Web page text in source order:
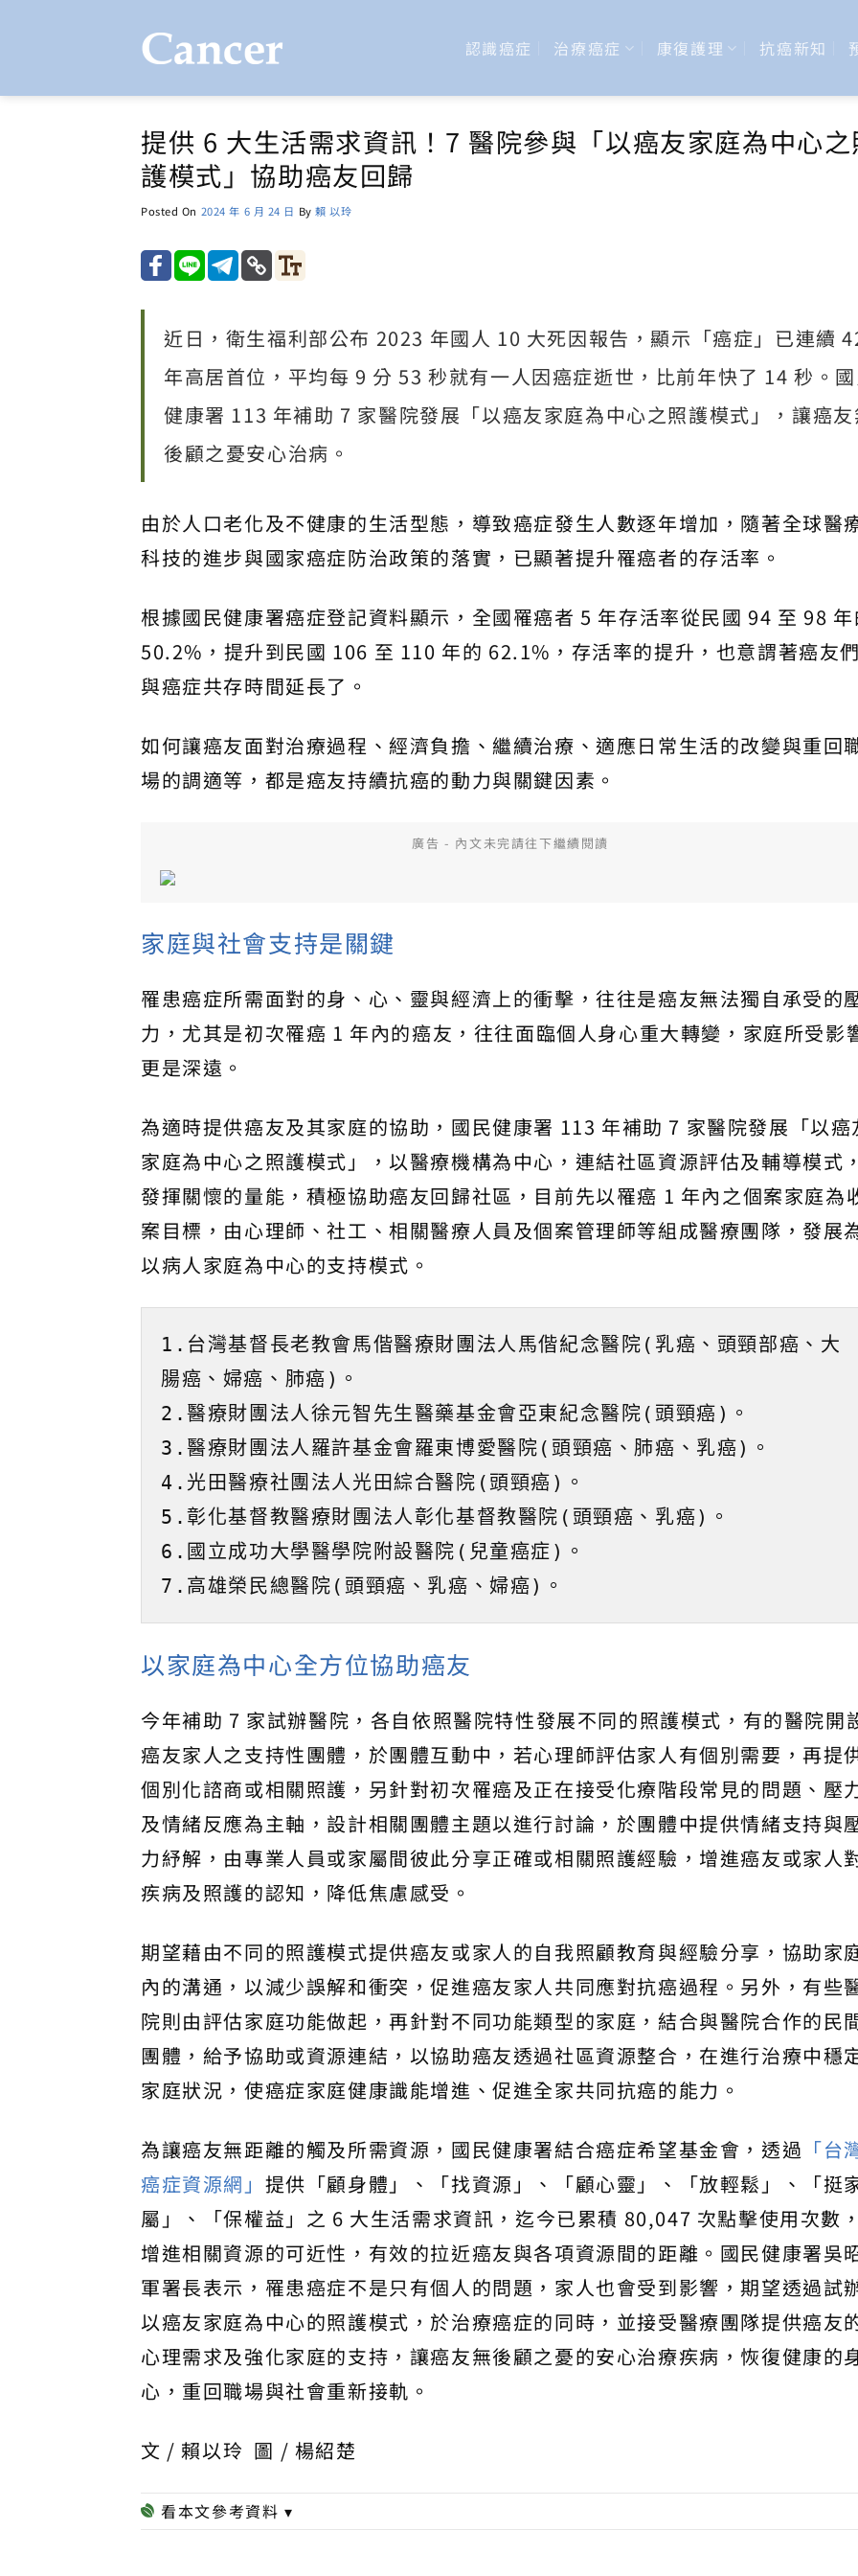
認識癌症 治療癌症 康復護理 抗癌新知
提供 6 大生活需求資訊！7 醫院參與「以癌友家庭為中心之
護模式」協助癌友回歸
Posted On 2024 年 6 月 24 日 By賴 以玲
近日，衛生福利部公布 2023 年國人 10 大死因報告，顯示「癌症」已連續
年高居首位，平均每 9 分 53 秒就有一人因癌症逝世，比前年快了 14 秒。
健康署 113 年補助 7 家醫院發展「以癌友家庭為中心之照護模式」，讓癌友
後顧之憂安心治病。
由於人口老化及不健康的生活型態，導致癌症發生人數逐年增加，隨著全球醫
科技的進步與國家癌症防治政策的落實，已顯著提升罹癌者的存活率。
根據國民健康署癌症登記資料顯示，全國罹癌者 5 年存活率從民國 94 至 98 年
50.2%，提升到民國 106 至 110 年的 62.1%，存活率的提升，也意謂著癌友們
與癌症共存時間延長了。
如何讓癌友面對治療過程、經濟負擔、繼續治療、適應日常生活的改變與重回
場的調適等，都是癌友持續抗癌的動力與關鍵因素。
廣告 - 內文未完請往下繼續閱讀
家庭與社會支持是關鍵
罹患癌症所需面對的身、心、靈與經濟上的衝擊，往往是癌友無法獨自承受的
力，尤其是初次罹癌 1 年內的癌友，往往面臨個人身心重大轉變，家庭所受影
更是深遠。
為適時提供癌友及其家庭的協助，國民健康署 113 年補助 7 家醫院發展「以癌
家庭為中心之照護模式」，以醫療機構為中心，連結社區資源評估及輔導模式，
發揮關懷的量能，積極協助癌友回歸社區，目前先以罹癌 1 年內之個案家庭為
案目標，由心理師、社工、相關醫療人員及個案管理師等組成醫療團隊，發展
以病人家庭為中心的支持模式。
1.台灣基督長老教會馬偕醫療財團法人馬偕紀念醫院(乳癌、頭頸部癌、大
腸癌、婦癌、肺癌)。
2.醫療財團法人徐元智先生醫藥基金會亞東紀念醫院(頭頸癌)。
3.醫療財團法人羅許基金會羅東博愛醫院(頭頸癌、肺癌、乳癌)。
4.光田醫療社團法人光田綜合醫院(頭頸癌)。
5.彰化基督教醫療財團法人彰化基督教醫院(頭頸癌、乳癌)。
6.國立成功大學醫學院附設醫院(兒童癌症)。
7.高雄榮民總醫院(頭頸癌、乳癌、婦癌)。
以家庭為中心全方位協助癌友
今年補助 7 家試辦醫院，各自依照醫院特性發展不同的照護模式，有的醫院開
癌友家人之支持性團體，於團體互動中，若心理師評估家人有個別需要，再提
個別化諮商或相關照護，另針對初次罹癌及正在接受化療階段常見的問題、壓
及情緒反應為主軸，設計相關團體主題以進行討論，於團體中提供情緒支持與
力紓解，由專業人員或家屬間彼此分享正確或相關照護經驗，增進癌友或家人
疾病及照護的認知，降低焦慮感受。
期望藉由不同的照護模式提供癌友或家人的自我照顧教育與經驗分享，協助家
內的溝通，以減少誤解和衝突，促進癌友家人共同應對抗癌過程。另外，有些
院則由評估家庭功能做起，再針對不同功能類型的家庭，結合與醫院合作的民
團體，給予協助或資源連結，以協助癌友透過社區資源整合，在進行治療中穩
家庭狀況，使癌症家庭健康識能增進、促進全家共同抗癌的能力。
為讓癌友無距離的觸及所需資源，國民健康署結合癌症希望基金會，透過 「台
癌症資源網」 提供「顧身體」、「找資源」、「顧心靈」、「放輕鬆」、「挺
屬」、「保權益」之 6 大生活需求資訊，迄今已累積 80,047 次點擊使用次數，
增進相關資源的可近性，有效的拉近癌友與各項資源間的距離。國民健康署吳
軍署長表示，罹患癌症不是只有個人的問題，家人也會受到影響，期望透過試
以癌友家庭為中心的照護模式，於治療癌症的同時，並接受醫療團隊提供癌友
心理需求及強化家庭的支持，讓癌友無後顧之憂的安心治療疾病，恢復健康的
心，重回職場與社會重新接軌。
文 / 賴以玲 圖 / 楊紹楚